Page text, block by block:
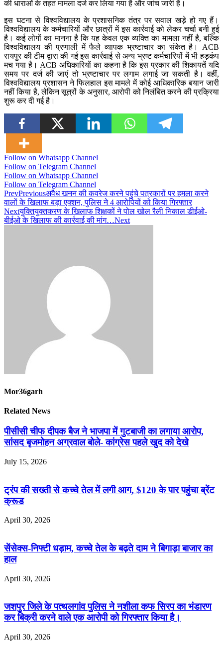
की धाराओं के तहत मामला दर्ज कर लिया गया है और जांच जारी है।
इस घटना से विश्वविद्यालय के प्रशासनिक तंत्र पर सवाल खड़े हो गए हैं।
विश्वविद्यालय के कर्मचारियों और छात्रों में इस कार्रवाई को लेकर चर्चा बनी हुई
है। कई लोगों का मानना है कि यह केवल एक व्यक्ति का मामला नहीं है, बल्कि
विश्वविद्यालय की प्रणाली में फैले व्यापक भ्रष्टाचार का संकेत है। ACB
रायपुर की टीम द्वारा की गई इस कार्रवाई से अन्य भ्रष्ट कर्मचारियों में भी हड़कंप
मच गया है। ACB अधिकारियों का कहना है कि इस प्रकार की शिकायतें यदि
समय पर दर्ज की जाएं तो भ्रष्टाचार पर लगाम लगाई जा सकती है। वहीं,
विश्वविद्यालय प्रशासन ने फिलहाल इस मामले में कोई आधिकारिक बयान जारी
नहीं किया है, लेकिन सूत्रों के अनुसार, आरोपी को निलंबित करने की प्रक्रिया
शुरू कर दी गई है।
Follow on Whatsapp Channel
Follow on Telegram Channel
Follow on Whatsapp Channel
Follow on Telegram Channel
PrevPreviousअवैध खनन की कवरेज करने पहुंचे पत्रकारों पर हमला करने
वालों के खिलाफ बड़ा एक्शन, पुलिस ने 4 आरोपियों को किया गिरफ्तार
Nextयुक्तियुक्तकरण के खिलाफ शिक्षकों ने पोल खोल रैली निकाल डीईओ-
बीईओ के खिलाफ की कार्रवाई की मांग…Next
Mor36garh
Related News
पीसीसी चीफ दीपक बैज ने भाजपा में गुटबाजी का लगाया आरोप,
सांसद बृजमोहन अग्रवाल बोले- कांग्रेस पहले खुद को देखे
July 15, 2026
ट्रंप की सख्ती से कच्चे तेल में लगी आग, $120 के पार पहुंचा ब्रेंट
क्रूड
April 30, 2026
सेंसेक्स-निफ्टी धड़ाम, कच्चे तेल के बढ़ते दाम ने बिगाड़ा बाजार का
हाल
April 30, 2026
जशपुर जिले के पत्थलगांव पुलिस ने नशीला कफ सिरप का भंडारण
कर बिक्री करने वाले एक आरोपी को गिरफ्तार किया है।
April 30, 2026